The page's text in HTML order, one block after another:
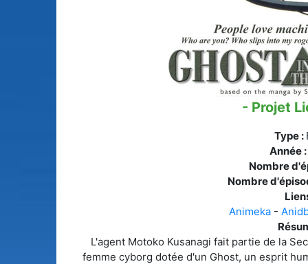
Tous les mangas
(273)
- Projet
Type :
Année :
Nombre
Nombre
Animeka -
L'agent Motoko Kusanagi fait partie de la
femme cyborg dotée d'un Ghost, un esprit